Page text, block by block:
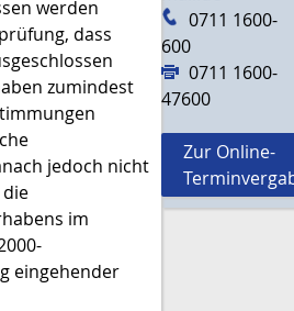
werden
dass
zumindest
jedoch nicht
im
eingehender
0711 1600-
600
0711 1600-
47600
Zur Online-